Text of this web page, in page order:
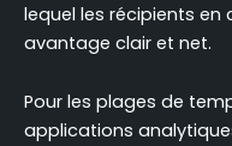
lequel les récipients
avantage clair et net.
Pour les plages de
applications